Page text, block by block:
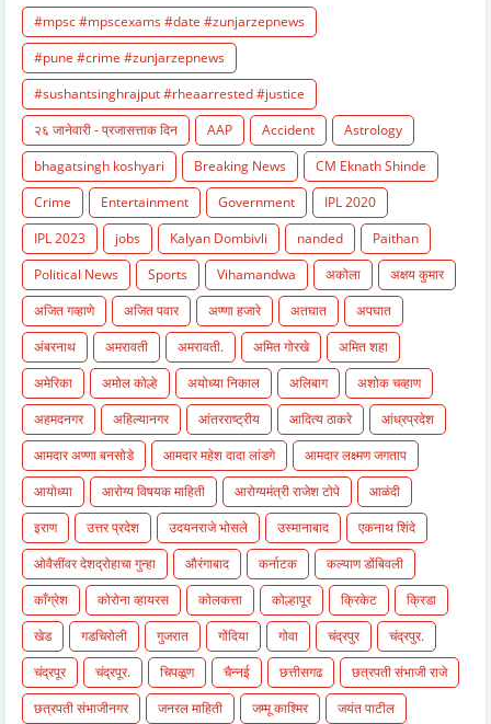
#mpsc #mpscexams #date #zunjarzepnews
#pune #crime #zunjarzepnews
#sushantsinghrajput #rheaarrested #justice
२६ जानेवारी - प्रजासत्ताक दिन
AAP Accident
Astrology
bhagatsingh koshyari
Breaking News
CM Eknath Shinde
Crime
Entertainment Government
IPL 2020
IPL 2023
jobs Kalyan Dombivli nanded
Paithan
Political News
Sports Vihamandwa अकोला
अक्षय कुमार
अजित गव्हाणे
अजित पवार अण्णा हजारे अतघात
अपघात
अंबरनाथ
अमरावती अमरावती. अमित गोरखे
अमित शहा
अमेरिका
अमोल कोल्हे अयोध्या निकाल अलिबाग
अशोक चव्हाण
अहमदनगर
अहिल्यानगर आंतरराष्ट्रीय आदित्य ठाकरे
आंध्रप्रदेश
आमदार अण्णा बनसोडे
आमदार महेश दादा लांडगे
आमदार लक्ष्मण जगताप
आयोध्या
आरोग्य विषयक माहिती आरोग्यमंत्री राजेश टोपे
आळंदी
इराण
उत्तर प्रदेश उदयनराजे भोसले उस्मानाबाद
एकनाथ शिंदे
ओवैसींवर देशद्रोहाचा गुन्हा
औरंगाबाद कर्नाटक
कल्याण डोंबिवली
काँग्रेश
कोरोना व्हायरस कोलकत्ता कोल्हापूर क्रिकेट
क्रिडा
खेड
गडचिरोली गुजरात गोंदिया गोवा चंद्रपुर
चंद्रपुर.
चंद्रपूर
चंद्रपूर. चिपळूण चैन्नई छत्तीसगढ
छत्रपती संभाजी राजे
छत्रपती संभाजीनगर
जनरल माहिती जम्मू काश्मिर जयंत पाटील